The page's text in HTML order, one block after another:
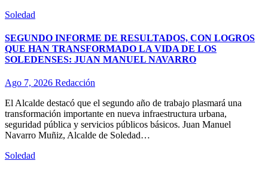
Soledad
SEGUNDO INFORME DE RESULTADOS, CON LOGROS
QUE HAN TRANSFORMADO LA VIDA DE LOS
SOLEDENSES: JUAN MANUEL NAVARRO
Ago 7, 2026 Redacción
El Alcalde destacó que el segundo año de trabajo plasmará una
transformación importante en nueva infraestructura urbana,
seguridad pública y servicios públicos básicos. Juan Manuel
Navarro Muñiz, Alcalde de Soledad…
Soledad